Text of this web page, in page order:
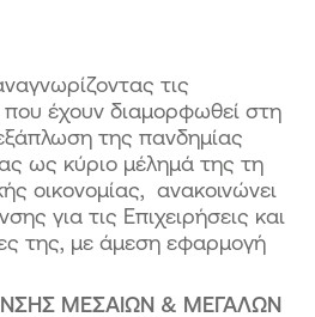
τις
έχουν διαμορφωθεί στη
της πανδημίας
ως κύριο μέλημά της τη
οικονομίας, ανακοινώνει
για τις Επιχειρήσεις και
της, με άμεση εφαρμογή
ΜΕΣΑΙΩΝ & ΜΕΓΑΛΩΝ